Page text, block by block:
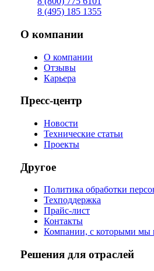
8 (495) 185 1355
О компании
О компании
Отзывы
Карьера
Пресс-центр
Новости
Технические статьи
Проекты
Другое
Политика обработки
Техподдержка
Прайс-лист
Контакты
Компании, с которыми мы
Решения для отраслей